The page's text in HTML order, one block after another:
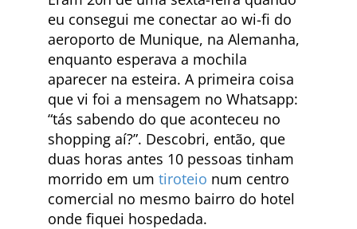
eu consegui me conectar ao wi-fi do
aeroporto de Munique, na Alemanha,
enquanto esperava a mochila
aparecer na esteira. A primeira coisa
que vi foi a mensagem no Whatsapp:
“tás sabendo do que aconteceu no
shopping aí?”. Descobri, então, que
duas horas antes 10 pessoas tinham
morrido em um tiroteio num centro
comercial no mesmo bairro do hotel
onde fiquei hospedada.